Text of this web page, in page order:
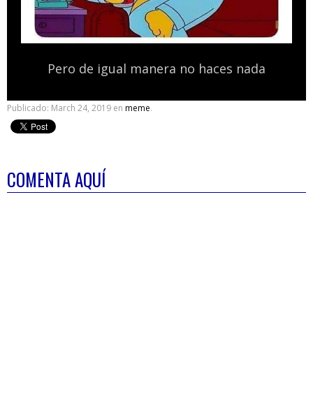
Pero de igual manera no haces nada
Publicado: March 24, 2019 en meme.
COMENTA AQUÍ